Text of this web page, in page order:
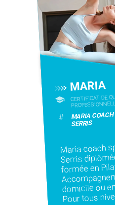
MARIA
CERTIFICAT DE
# MARIA
SERRIS
Maria coach
Serris
formée en
domicile ou
Pour tous